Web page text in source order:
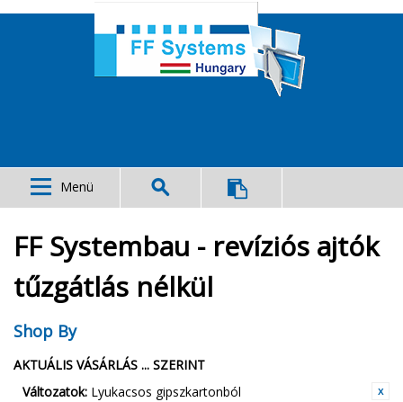
Menü
FF Systembau - revíziós ajtók
tűzgátlás nélkül
Shop By
AKTUÁLIS VÁSÁRLÁS ... SZERINT
Változatok: Lyukacsos gipszkartonból